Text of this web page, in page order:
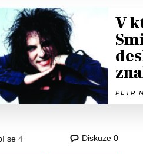
V
PETR
Diskuze 0